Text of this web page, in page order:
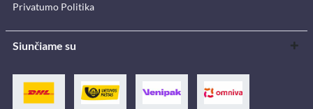
Privatumo Politika
Siunčiame su